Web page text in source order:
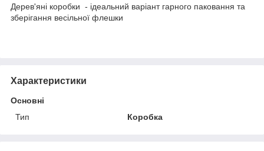
Дерев'яні коробки - ідеальний варіант гарного паковання та
зберігання весільної флешки
Характеристики
Основні
Тип
Коробка